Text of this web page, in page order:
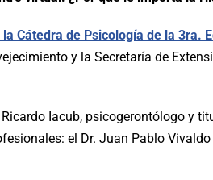
Cátedra de Psicología de la 3ra.
y la Secretaría de
Iacub, psicogerontólogo y
el Dr. Juan Pablo